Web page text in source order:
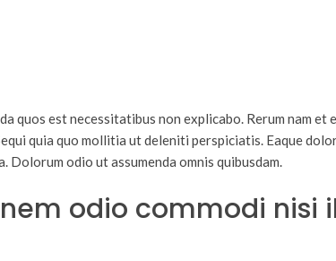
quos est necessitatibus non explicabo. Rerum nam
quia quo mollitia ut deleniti perspiciatis. Eaque
odio ut assumenda omnis quibusdam.
odio commodi nisi